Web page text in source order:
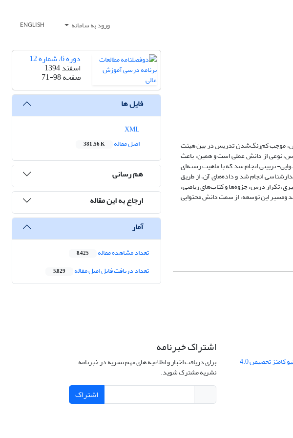
ورود به سامانه ENGLISH
موجب کم‌رنگ‌شدن تدریس در بین هیئت
نوعی از دانش عملی است و همین، باعث
تربیتی انجام شد که با ماهیت رشته‌ای
انجام شد و داده‌های آن، از طریق
تکرار درس، جزوه‌ها و کتاب‌های ریاضی،
ومسیر این توسعه، از سمت دانش محتوایی
دوره 6، شماره 12
اسفند 1394
صفحه71-98
فایل ها
اصل مقاله
381.56 K
هم رسانی
ارجاع به این مقاله
آمار
تعداد مشاهده مقاله 8,425
تعداد دریافت فایل اصل مقاله 5,829
مجوز کریتیو کامنز تخصیص 4.0
اشتراک خبرنامه
برای دریافت اخبار و اطلاعیه های مهم نشریه در خبرنامه
نشریه مشترک شوید.
اشتراک